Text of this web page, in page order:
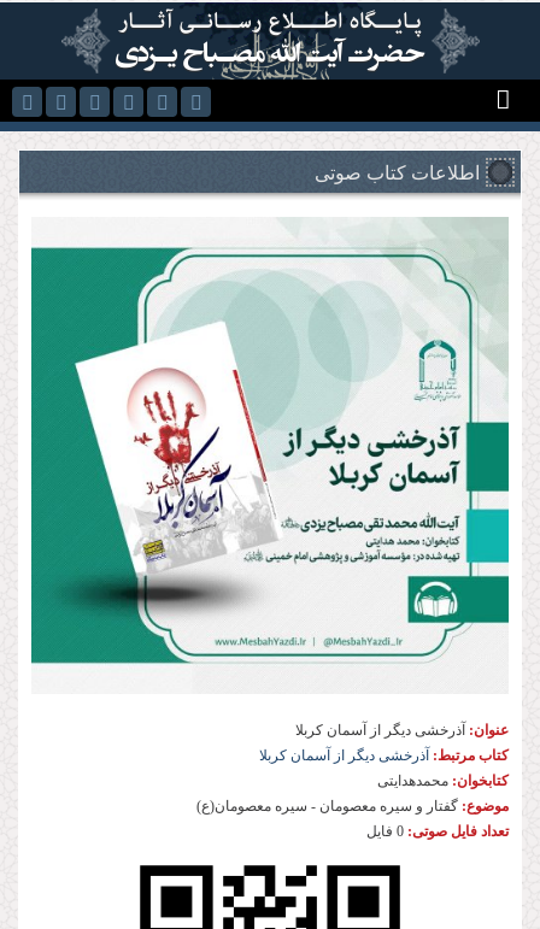
رفتن به محتوای اصلی
اطلاعات کتاب صوتی
عنوان: آذرخشی‌ دیگر‌ از‌ آسمان‌ کربلا
کتاب مرتبط: آذرخشى دیگر از آسمان كربلا
کتابخوان: محمد‌هدایتی
موضوع: گفتار و سیره معصومان - سیره معصومان(ع)
تعداد فایل صوتی: 0 فایل